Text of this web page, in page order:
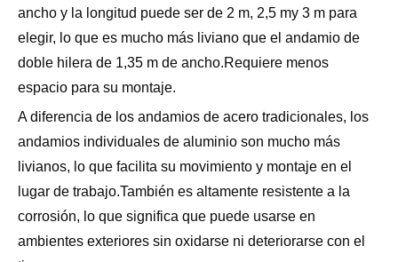
ancho y la longitud puede ser de 2 m, 2,5 my 3 m para
elegir, lo que es mucho más liviano que el andamio de
doble hilera de 1,35 m de ancho.Requiere menos
espacio para su montaje.
A diferencia de los andamios de acero tradicionales, los
andamios individuales de aluminio son mucho más
livianos, lo que facilita su movimiento y montaje en el
lugar de trabajo.También es altamente resistente a la
corrosión, lo que significa que puede usarse en
ambientes exteriores sin oxidarse ni deteriorarse con el